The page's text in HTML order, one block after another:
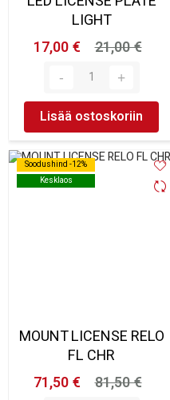
LIGHT
17,00 €
21,00 €
Lisää ostoskoriin
Soodushind -12%
Kesklaos
Soodushind -12%
Kesklaos
MOUNT LICENSE RELO
FL CHR
71,50 €
81,50 €